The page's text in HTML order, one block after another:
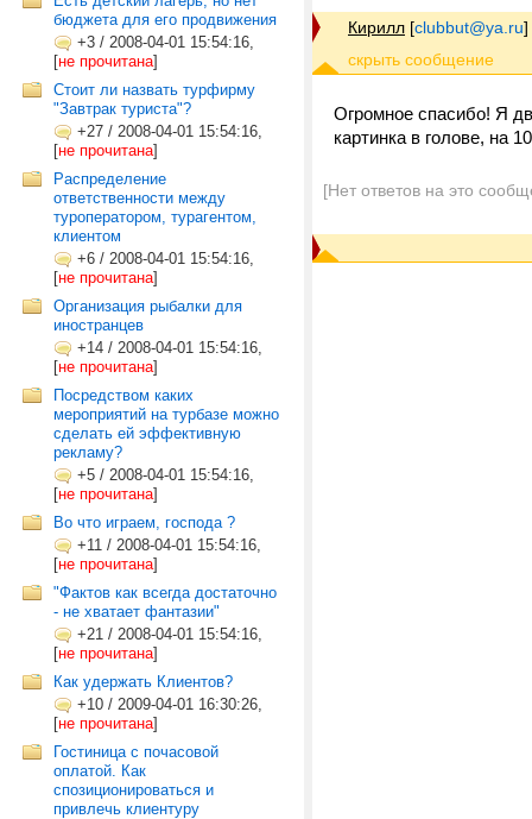
бюджета для его продвижения
+3 / 2008-04-01 15:54:16,
[не прочитана]
Стоит ли назвать турфирму
"Завтрак туриста"?
+27 / 2008-04-01 15:54:16,
[не прочитана]
Распределение
ответственности между
туроператором, турагентом,
клиентом
+6 / 2008-04-01 15:54:16,
[не прочитана]
Организация рыбалки для
иностранцев
+14 / 2008-04-01 15:54:16,
[не прочитана]
Посредством каких
мероприятий на турбазе можно
сделать ей эффективную
рекламу?
+5 / 2008-04-01 15:54:16,
[не прочитана]
Во что играем, господа ?
+11 / 2008-04-01 15:54:16,
[не прочитана]
"Фактов как всегда достаточно
- не хватает фантазии"
+21 / 2008-04-01 15:54:16,
[не прочитана]
Как удержать Клиентов?
+10 / 2009-04-01 16:30:26,
[не прочитана]
Гостиница с почасовой
оплатой. Как
спозиционироваться и
привлечь клиентуру
Кирилл [clubbut@ya.ru]
Огромное спасибо! Я
картинка в голове, на
[Нет ответов на это